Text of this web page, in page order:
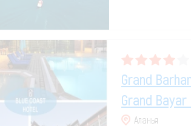
Grand
Grand
Аланья